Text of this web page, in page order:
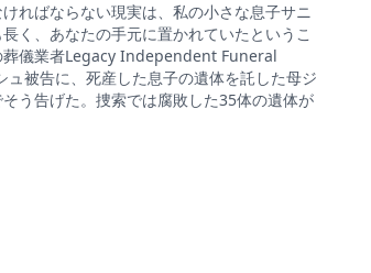
ればならない現実は、私の小さな息子サニ
く、あなたの手元に置かれていたというこ
葬儀業者Legacy Independent Funeral
被告に、死産した息子の遺体を託した母ジ
う告げた。捜索では腐敗した35体の遺体が